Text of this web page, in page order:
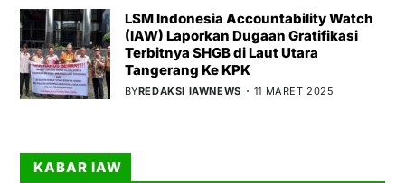
LSM Indonesia Accountability Watch
(IAW) Laporkan Dugaan Gratifikasi
Terbitnya SHGB di Laut Utara
Tangerang Ke KPK
BYREDAKSI IAWNEWS 11 MARET 2025
KABAR IAW